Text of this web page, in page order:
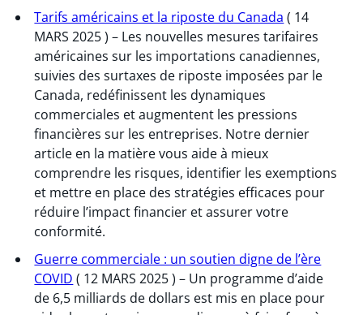
Tarifs américains et la riposte du Canada ( 14
MARS 2025 ) – Les nouvelles mesures tarifaires
américaines sur les importations canadiennes,
suivies des surtaxes de riposte imposées par le
Canada, redéfinissent les dynamiques
commerciales et augmentent les pressions
financières sur les entreprises. Notre dernier
article en la matière vous aide à mieux
comprendre les risques, identifier les exemptions
et mettre en place des stratégies efficaces pour
réduire l’impact financier et assurer votre
conformité.
Guerre commerciale : un soutien digne de l’ère
COVID ( 12 MARS 2025 ) – Un programme d’aide
de 6,5 milliards de dollars est mis en place pour